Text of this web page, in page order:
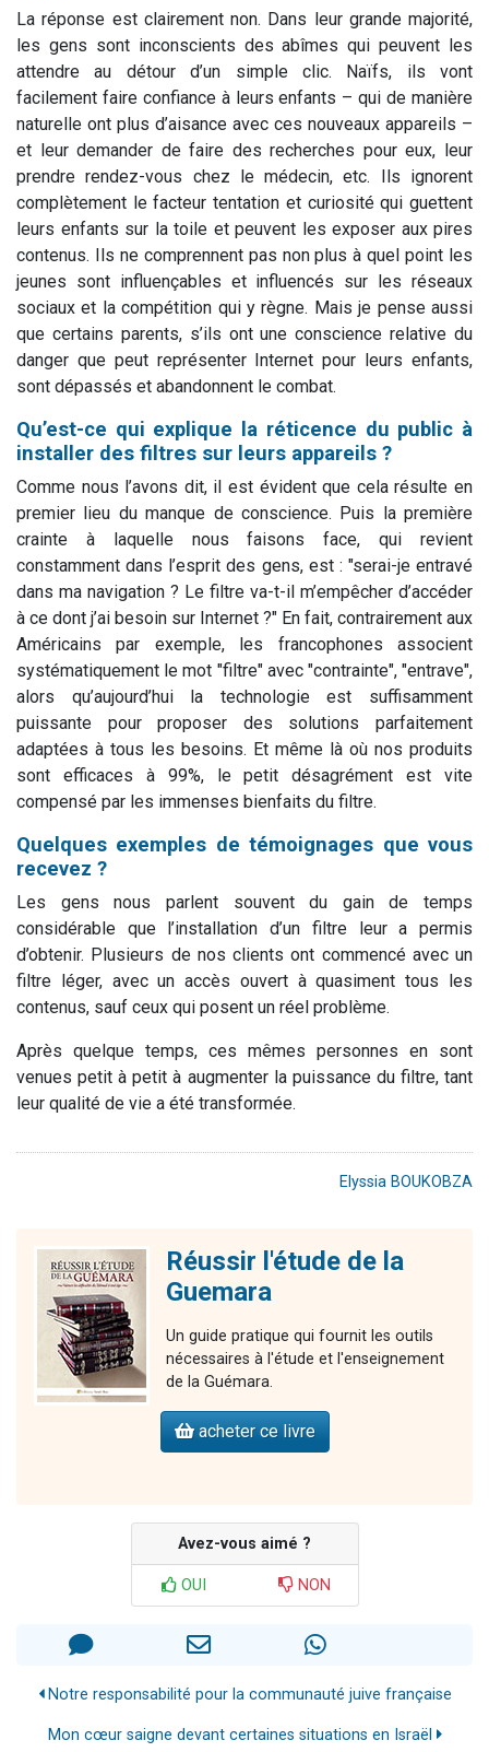
La réponse est clairement non. Dans leur grande majorité,
les gens sont inconscients des abîmes qui peuvent les
attendre au détour d’un simple clic. Naïfs, ils vont
facilement faire confiance à leurs enfants – qui de manière
naturelle ont plus d’aisance avec ces nouveaux appareils –
et leur demander de faire des recherches pour eux, leur
prendre rendez-vous chez le médecin, etc. Ils ignorent
complètement le facteur tentation et curiosité qui guettent
leurs enfants sur la toile et peuvent les exposer aux pires
contenus. Ils ne comprennent pas non plus à quel point les
jeunes sont influençables et influencés sur les réseaux
sociaux et la compétition qui y règne. Mais je pense aussi
que certains parents, s’ils ont une conscience relative du
danger que peut représenter Internet pour leurs enfants,
sont dépassés et abandonnent le combat.
Qu’est-ce qui explique la réticence du public à
installer des filtres sur leurs appareils ?
Comme nous l’avons dit, il est évident que cela résulte en
premier lieu du manque de conscience. Puis la première
crainte à laquelle nous faisons face, qui revient
constamment dans l’esprit des gens, est : "serai-je entravé
dans ma navigation ? Le filtre va-t-il m’empêcher d’accéder
à ce dont j’ai besoin sur Internet ?" En fait, contrairement aux
Américains par exemple, les francophones associent
systématiquement le mot "filtre" avec "contrainte", "entrave",
alors qu’aujourd’hui la technologie est suffisamment
puissante pour proposer des solutions parfaitement
adaptées à tous les besoins. Et même là où nos produits
sont efficaces à 99%, le petit désagrément est vite
compensé par les immenses bienfaits du filtre.
Quelques exemples de témoignages que vous
recevez ?
Les gens nous parlent souvent du gain de temps
considérable que l’installation d’un filtre leur a permis
d’obtenir. Plusieurs de nos clients ont commencé avec un
filtre léger, avec un accès ouvert à quasiment tous les
contenus, sauf ceux qui posent un réel problème.
Après quelque temps, ces mêmes personnes en sont
venues petit à petit à augmenter la puissance du filtre, tant
leur qualité de vie a été transformée.
Elyssia BOUKOBZA
Réussir l'étude de la
Guemara
Un guide pratique qui fournit les outils
nécessaires à l'étude et l'enseignement
de la Guémara.
acheter ce livre
Avez-vous aimé ?
OUI NON
Notre responsabilité pour la communauté juive française
Mon cœur saigne devant certaines situations en Israël